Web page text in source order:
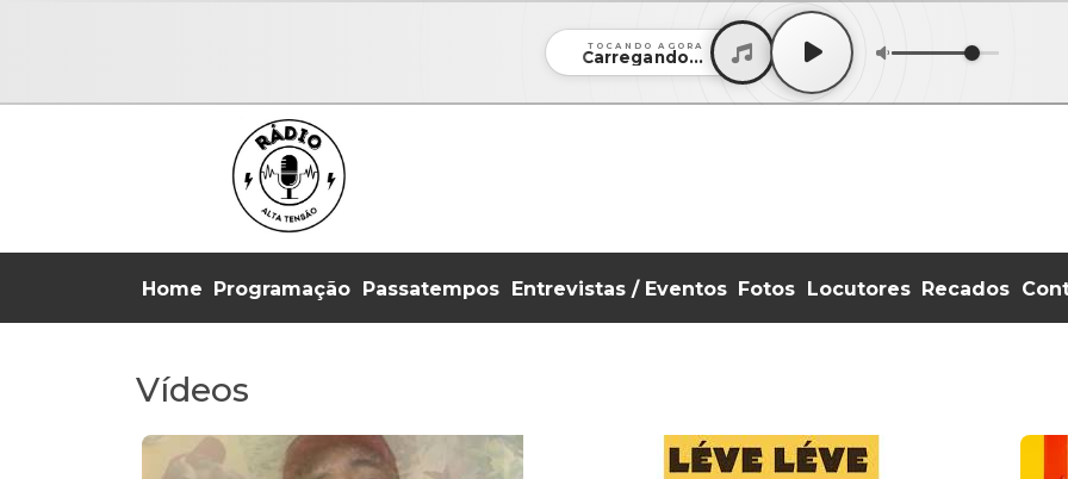
TOCANDO AGORA
Carregando...
Home Programação Passatempos Entrevistas / Eventos Fotos Locutores Recados
Vídeos